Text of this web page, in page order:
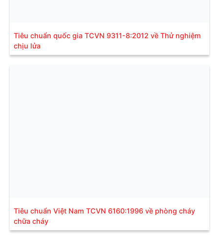
Tiêu chuẩn quốc gia TCVN 9311-8:2012 về Thử nghiệm
chịu lửa
Tiêu chuẩn Việt Nam TCVN 6160:1996 về phòng cháy
chữa cháy